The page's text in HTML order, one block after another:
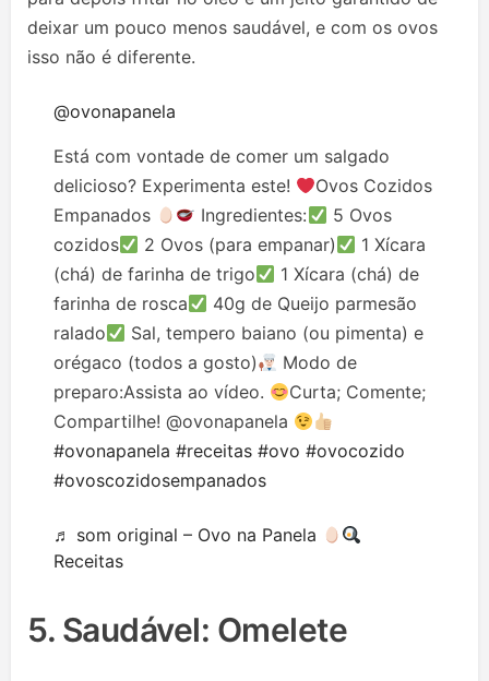
deixar um pouco menos saudável, e com os ovos
isso não é diferente.
@ovonapanela
Está com vontade de comer um salgado
delicioso? Experimenta este!
Ovos Cozidos
Empanados
Ingredientes:
5 Ovos
cozidos
2 Ovos (para empanar)
1 Xícara
(chá) de farinha de trigo
1 Xícara (chá) de
farinha de rosca
40g de Queijo parmesão
ralado
Sal, tempero baiano (ou pimenta) e
orégaco (todos a gosto)
Modo de
preparo:Assista ao vídeo.
Curta; Comente;
Compartilhe! @ovonapanela
#ovonapanela #receitas #ovo #ovocozido
#ovoscozidosempanados
♬ som original – Ovo na Panela
Receitas
5. Saudável: Omelete